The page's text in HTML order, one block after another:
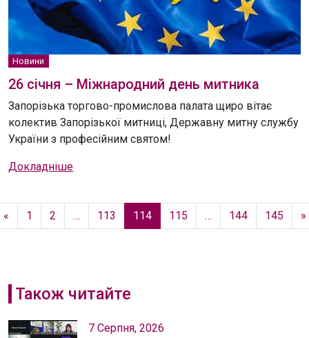
Новини
26 січня – Міжнародний день митника
Запорізька торгово-промислова палата щиро вітає
колектив Запорізької митниці, Державну митну службу
України з професійним святом!
Докладніше
« 1 2 … 113 114 115 … 144 145 »
Також читайте
7 Серпня, 2026